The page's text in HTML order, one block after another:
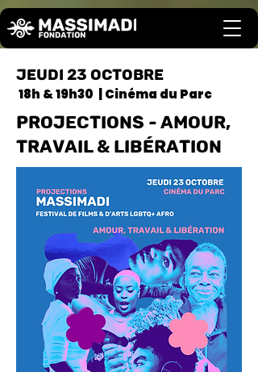
JEUDI 23 OCTOBRE
18h & 19h30 | Cinéma du Parc
PROJECTIONS - AMOUR,
TRAVAIL & LIBÉRATION